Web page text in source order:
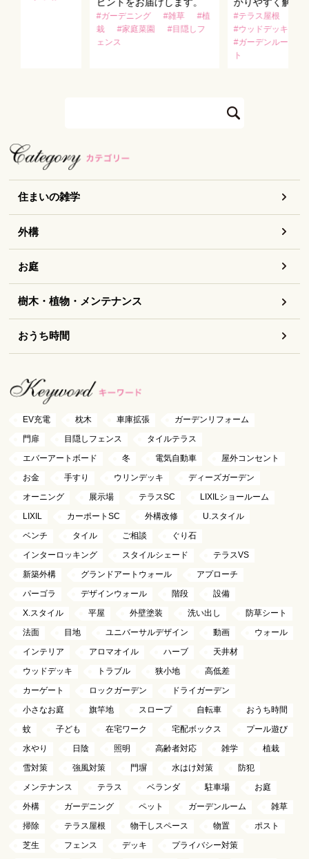
#ガーデニング #雑草
#植
栽
#家庭菜園
#目隠しフ
ェンス
#テラス屋根
#ウッドデッキ
#ガーデンルーム
ト
住まいの雑学
外構
お庭
樹木・植物・メンテナンス
おうち時間
EV充電 枕木 車庫拡張
ガーデンリフォーム
門扉
目隠しフェンス
タイルテラス
エバーアートボード
冬 電気自動車
屋外コンセント
お金
手すり ウリンデッキ
ディーズガーデン
オーニング
展示場 テラスSC
LIXILショールーム
LIXIL
カーポートSC 外構改修
U.スタイル
ベンチ
タイル ご相談
ぐり石
インターロッキング
スタイルシェード
テラスVS
新築外構
グランドアートウォール
アプローチ
パーゴラ
デザインウォール 階段
設備
X.スタイル
平屋 外壁塗装 洗い出し
防草シート
法面
目地 ユニバーサルデザイン 動画
ウォール
インテリア
アロマオイル ハーブ
天井材
ウッドデッキ
トラブル 狭小地
高低差
カーゲート
ロックガーデン
ドライガーデン
小さなお庭
旗竿地 スロープ 自転車
おうち時間
蚊
子ども 在宅ワーク 宅配ボックス
プール遊び
水やり
日陰 照明 高齢者対応 雑学
植栽
雪対策
強風対策 門塀 水はけ対策
防犯
メンテナンス
テラス ベランダ 駐車場
お庭
外構
ガーデニング ペット ガーデンルーム
雑草
掃除
テラス屋根 物干しスペース 物置
ポスト
芝生
フェンス デッキ
プライバシー対策